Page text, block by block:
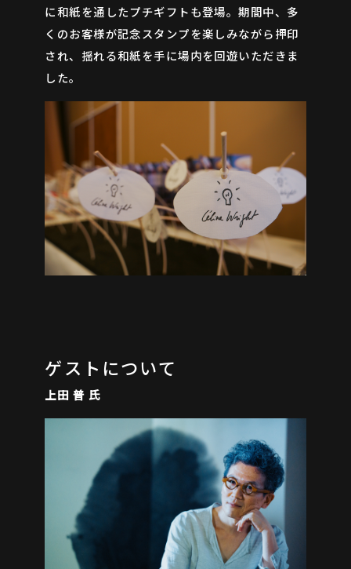
に和紙を通したプチギフトも登場。期間中、多
くのお客様が記念スタンプを楽しみながら押印
され、揺れる和紙を手に場内を回遊いただきま
した。
ゲストについて
上田 普 氏